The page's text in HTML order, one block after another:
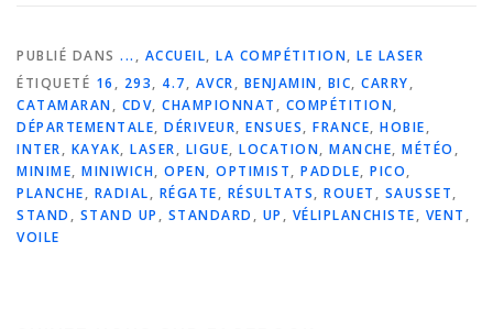
PUBLIÉ DANS ... , ACCUEIL, LA COMPÉTITION, LE LASER
ÉTIQUETÉ 16 , 293, 4.7, AVCR, BENJAMIN, BIC, CARRY,
CATAMARAN, CDV, CHAMPIONNAT , COMPÉTITION,
DÉPARTEMENTALE, DÉRIVEUR, ENSUES, FRANCE, HOBIE,
INTER, KAYAK, LASER, LIGUE, LOCATION, MANCHE, MÉTÉO ,
MINIME, MINIWICH, OPEN, OPTIMIST, PADDLE, PICO,
PLANCHE, RADIAL, RÉGATE, RÉSULTATS, ROUET , SAUSSET,
STAND , STAND UP , STANDARD , UP , VÉLIPLANCHISTE, VENT ,
VOILE